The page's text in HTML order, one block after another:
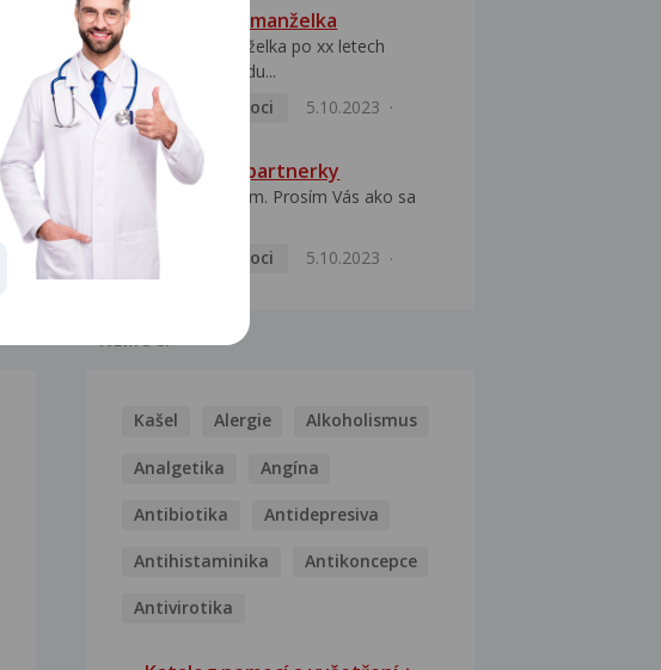
HPV pozitivní manželka
Dobrý den, manželka po xx letech
přivezla z Východu...
Pohlavní nemoci
5.10.2023
HPV typ 52 u partnerky
Dobrý deň prajem. Prosím Vás ako sa
Pohlavní nemoci
5.10.2023
NEMOCI
Kašel Alergie Alkoholismus
Analgetika Angína
Antibiotika Antidepresiva
Antihistaminika Antikoncepce
Antivirotika